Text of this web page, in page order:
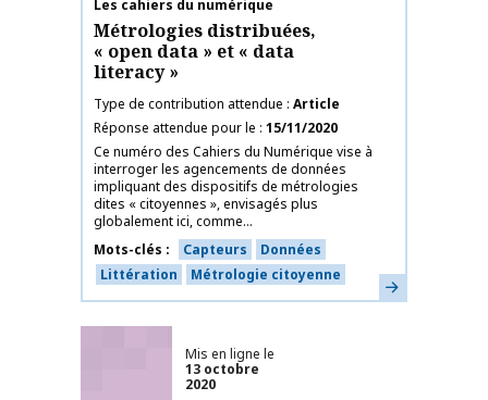
Nom de la publication
Les cahiers du numérique
Métrologies distribuées,
« open data » et « data
literacy »
Type de contribution attendue Article
Réponse attendue pour le 15/11/2020
Ce numéro des Cahiers du Numérique vise à
interroger les agencements de données
impliquant des dispositifs de métrologies
dites « citoyennes », envisagés plus
globalement ici, comme...
Mots-clés
Capteurs
Données
Littération
Métrologie citoyenne En savoir plus
Mis en ligne le
13 octobre
2020